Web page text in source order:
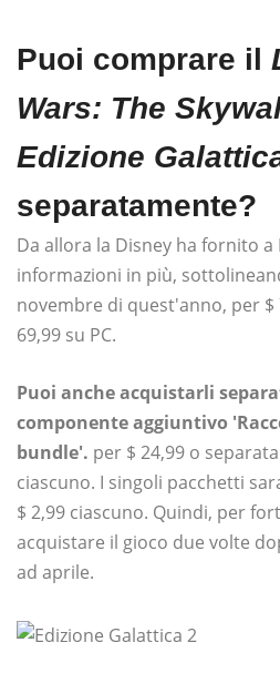
Puoi comprare il
Wars: The
Edizione
separatamente?
Da allora la Disney ha fornito
informazioni in più,
novembre di quest'anno, per $
69,99 su PC.
Puoi anche acquistarli
componente aggiuntivo
bundle'. per $ 24,99 o
ciascuno. I singoli pacchetti
$ 2,99 ciascuno. Quindi, per
acquistare il gioco due volte
ad aprile.